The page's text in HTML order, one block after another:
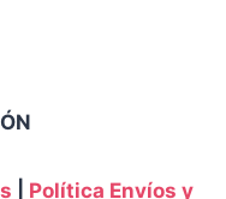
Política Envíos y